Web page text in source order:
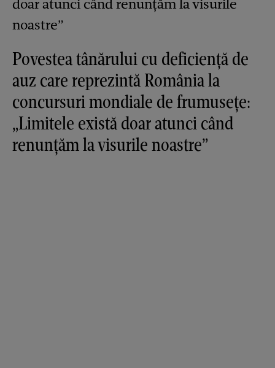
Povestea tânărului cu deficiență de
auz care reprezintă România la
concursuri mondiale de frumusețe:
„Limitele există doar atunci când
renunțăm la visurile noastre”